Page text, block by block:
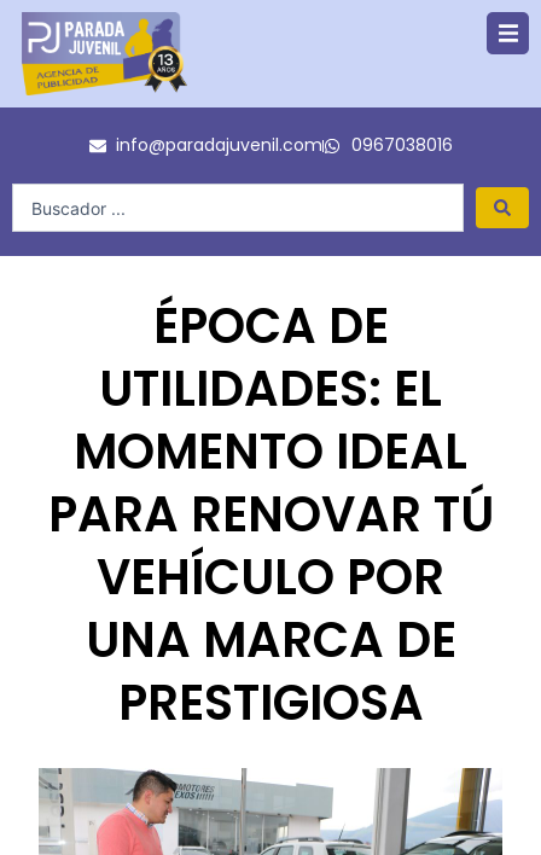
contenido
info@paradajuvenil.com 0967038016
ÉPOCA DE
UTILIDADES: EL
MOMENTO IDEAL
PARA RENOVAR TÚ
VEHÍCULO POR
UNA MARCA DE
PRESTIGIOSA